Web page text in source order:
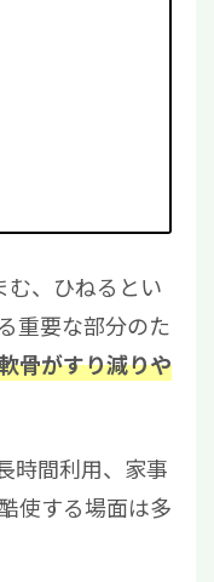
む、ひねるとい
重要な部分のた
骨がすり減りや
時間利用、家事
使する場面は多